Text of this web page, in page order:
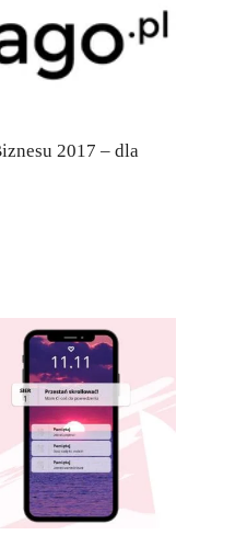
2017 – dla